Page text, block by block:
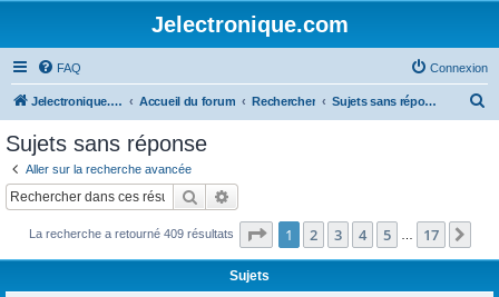
Jelectronique.com
FAQ Connexion
Jelectronique.com Accueil du forum Rechercher Sujets sans réponse
c
Sujets sans réponse
Aller sur la recherche avancée
Rechercher
La recherche a retourné 409 résultats Page 1sur17
1 2 3 4 5 17
Sujets